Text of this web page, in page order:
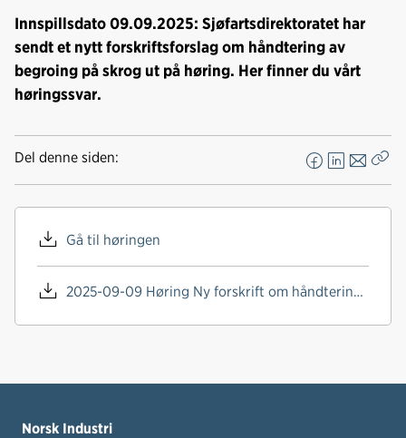
Innspillsdato 09.09.2025: Sjøfartsdirektoratet har
sendt et nytt forskriftsforslag om håndtering av
begroing på skrog ut på høring. Her finner du vårt
høringssvar.
Del denne siden:
F
a
c
o
k
L
i
n
I
n
E
-
p
Gå til høringen
2025-09-09 Høring Ny forskrift om håndtering av begroing på skrog.pdf
Norsk Industri